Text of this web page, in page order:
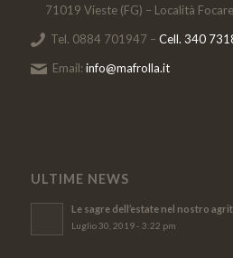
71019 Vieste (FG) – Località
Tel. 0884 701947 –Cell. 340
Email:info@mafrolla.it
ULTIME NEWS
Le sagre dell’estate nel nostro
Luglio 30, 2019 - 3:22 pm